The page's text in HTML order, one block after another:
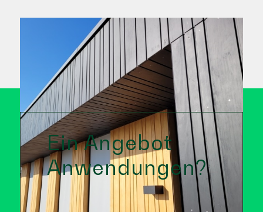
Ein Angebot
Anwendungen?